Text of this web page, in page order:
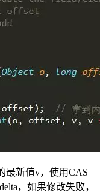
最新值v，使用CAS
，如果修改失败，